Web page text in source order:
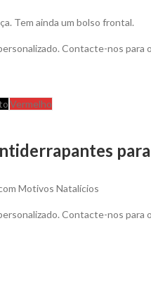
Tem ainda um bolso frontal.
Contacte-nos
Vermelho
Motivos Natalícios
Contacte-nos